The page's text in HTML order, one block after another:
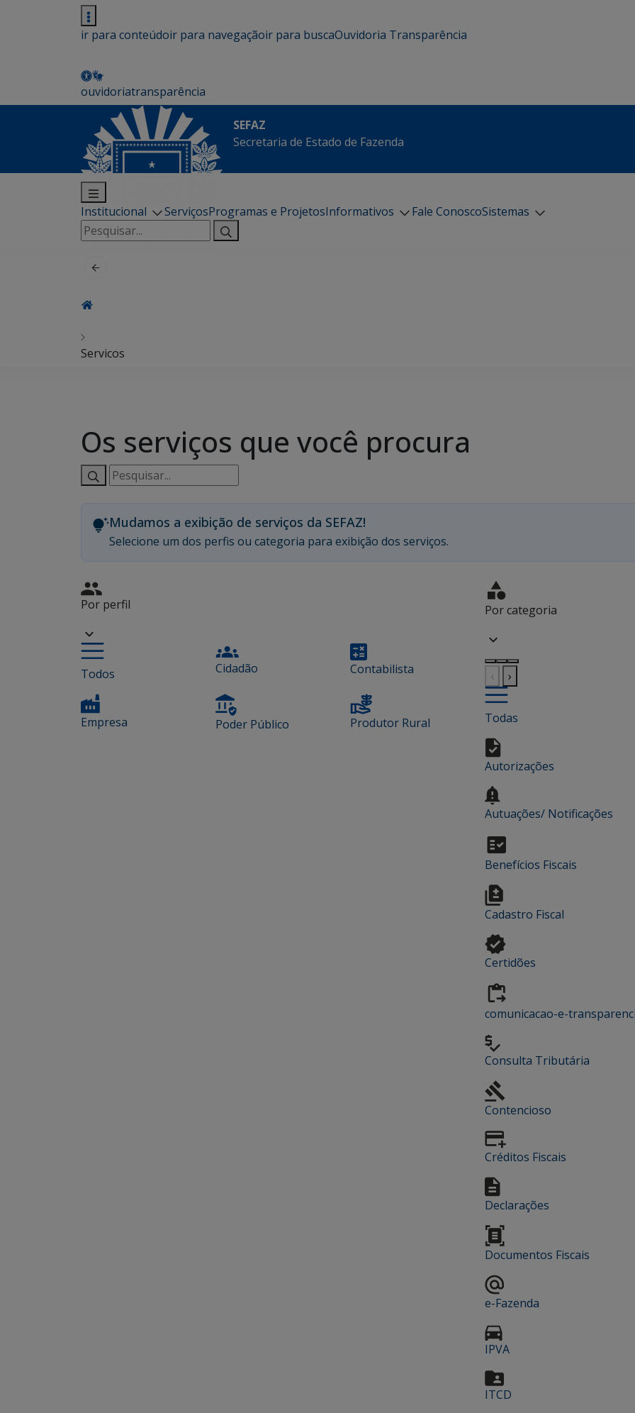
ir para conteúdoir para navegaçãoir para buscaOuvidoria Transparência
ouvidoriatransparência
SEFAZ
Secretaria de Estado de Fazenda
Institucional ServiçosProgramas e ProjetosInformativos Fale ConoscoSistemas
Pesquisar
por:
Servicos
Os serviços que você procura
Pesquisar
serviços:
Mudamos a exibição de serviços da SEFAZ!
Selecione um dos perfis ou categoria para exibição dos serviços.
Por perfil
Todos Cidadão Contabilista
Empresa Poder Público Produtor Rural
Por categoria
‹ ›
Todas
Autorizações
Autuações/ Notificações
Benefícios Fiscais
Cadastro Fiscal
Certidões
comunicacao-e-
Consulta Tributária
Contencioso
Créditos Fiscais
Declarações
Documentos Fiscais
e-Fazenda
IPVA
ITCD